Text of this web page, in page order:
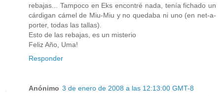
rebajas... Tampoco en Eks encontré nada, tenía fichado un
cárdigan cámel de Miu-Miu y no quedaba ni uno (en net-a-
porter, todas las tallas).
Esto de las rebajas, es un misterio
Feliz Año, Uma!
Responder
Anónimo 3 de enero de 2008 a las 12:13:00 GMT-8